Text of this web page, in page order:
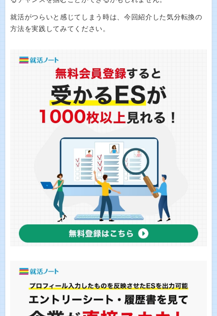
就活がつらいと感じてしまう時は、今回紹介した気分転換の
方法を実践してみてください。